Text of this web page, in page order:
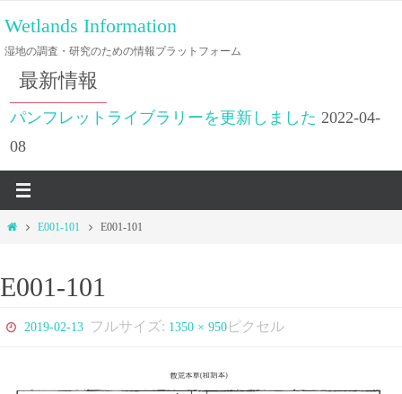
ン
テ
ツ
ス
プ
Wetlands Information
湿地の調査・研究のための情報プラットフォーム
最新情報
パンフレットライブラリーを更新しました 2022-04-
08
ホ
E001-101 E001-101
E001-101
2019-02-13 フルサイズ: 1350 × 950 ピクセル